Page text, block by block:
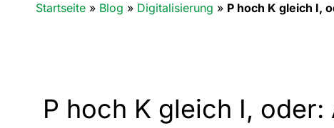
Startseite » Blog » Digitalisierung » P hoch K gleich I,
P hoch K gleich I, oder: